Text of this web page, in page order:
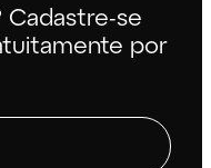
Cadastre-se
por